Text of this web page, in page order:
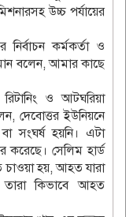
উচ্চ পর্যায়ের
নির্বাচন কর্মকর্তা ও
বলেন, আমার কাছে
ও আটঘরিয়া
দেবোত্তর ইউনিয়নে
সংঘর্ষ হয়নি। এটা
করেছে। সেলিম হার্ড
চাওয়া হয়, আহত যারা
কিভাবে আহত